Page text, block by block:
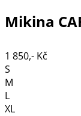
Mikina
1 850,- Kč
S
M
L
XL